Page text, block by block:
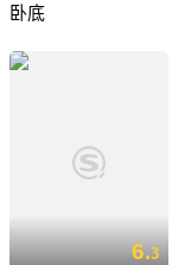
卧底
6.3